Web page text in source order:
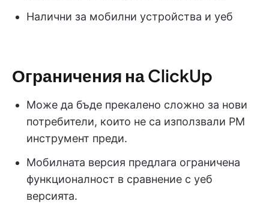
Налични за мобилни устройства и уеб
Ограничения на ClickUp
Може да бъде прекалено сложно за нови
потребители, които не са използвали PM
инструмент преди.
Мобилната версия предлага ограничена
функционалност в сравнение с уеб
версията.